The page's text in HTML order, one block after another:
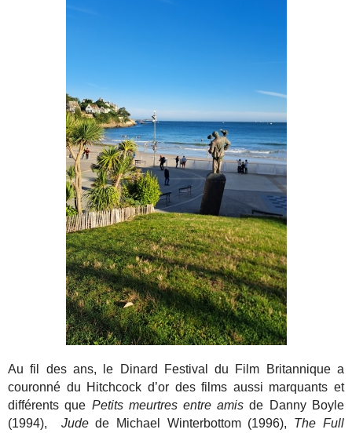
Au fil des ans, le Dinard Festival du Film Britannique a
couronné du Hitchcock d’or des films aussi marquants et
différents que Petits meurtres entre amis de Danny Boyle
(1994), Judede Michael Winterbottom (1996), The Full